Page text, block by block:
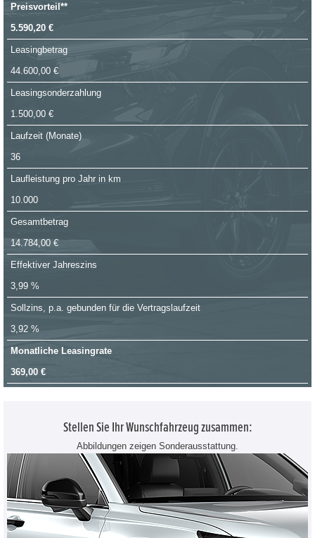
Preisvorteil**
5.590,20 €
Leasingbetrag
44.600,00 €
Leasingsonderzahlung
1.500,00 €
Laufzeit (Monate)
36
Laufleistung pro Jahr in km
10.000
Gesamtbetrag
14.784,00 €
Effektiver Jahreszins
3,99 %
Sollzins, p.a. gebunden für die Vertragslaufzeit
3,92 %
Monatliche Leasingrate
369,00 €
Stellen Sie Ihr Wunschfahrzeug zusammen:
Abbildungen zeigen Sonderausstattung.